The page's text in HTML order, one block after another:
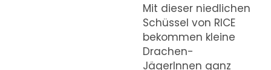
Mit dieser niedlichen
Schüssel von RICE
bekommen kleine
Drachen-
JägerInnen ganz